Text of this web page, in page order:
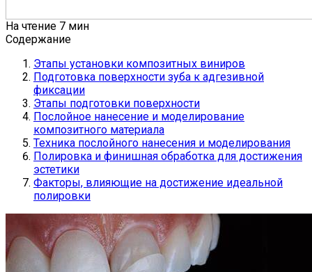
На чтение 7 мин
Содержание
Этапы установки композитных виниров
Подготовка поверхности зуба к адгезивной
фиксации
Этапы подготовки поверхности
Послойное нанесение и моделирование
композитного материала
Техника послойного нанесения и моделирования
Полировка и финишная обработка для достижения
эстетики
Факторы, влияющие на достижение идеальной
полировки